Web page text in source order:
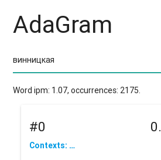
AdaGram
Word ipm: 1.07, occurrences: 2175.
#0
Contexts: …